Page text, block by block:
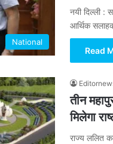
National
नयी दिल्ली :
आर्थिक
Read
तीन
मिलेगा
राज्य ललित